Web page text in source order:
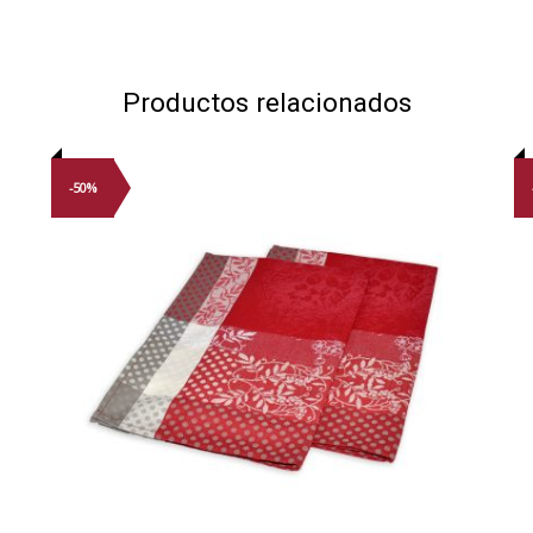
Productos relacionados
-50%